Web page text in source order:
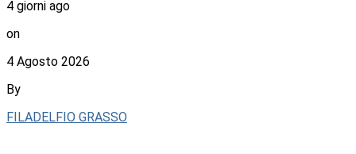
4 giorni ago
on
4 Agosto 2026
By
FILADELFIO GRASSO